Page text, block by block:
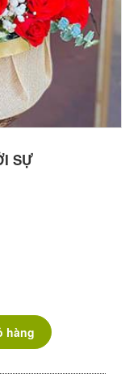
SỰ
hàng